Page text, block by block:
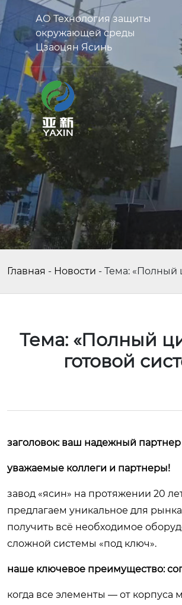
АО Технология защиты
окружающей среды
Цзаоцян Ясинь
Главная - Новости - Тема: «Полный
Тема: «Полный
готовой
заголовок: ваш надежный
уважаемые коллеги и партнеры!
завод «ясин» на протяжении 20
предлагаем уникальное для
получить всё необходимое
сложной системы «под ключ».
наше ключевое преимущество:
когда все элементы — от